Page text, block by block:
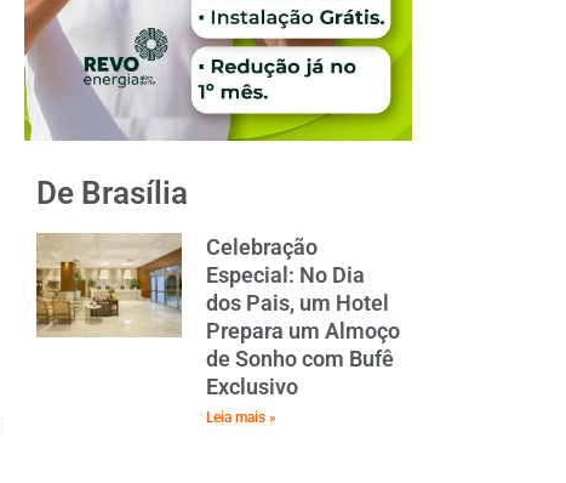
De Brasília
Celebração
Especial: No Dia
dos Pais, um Hotel
Prepara um Almoço
de Sonho com Bufê
Exclusivo
Leia mais »